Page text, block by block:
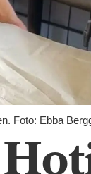
Foto: Ebba